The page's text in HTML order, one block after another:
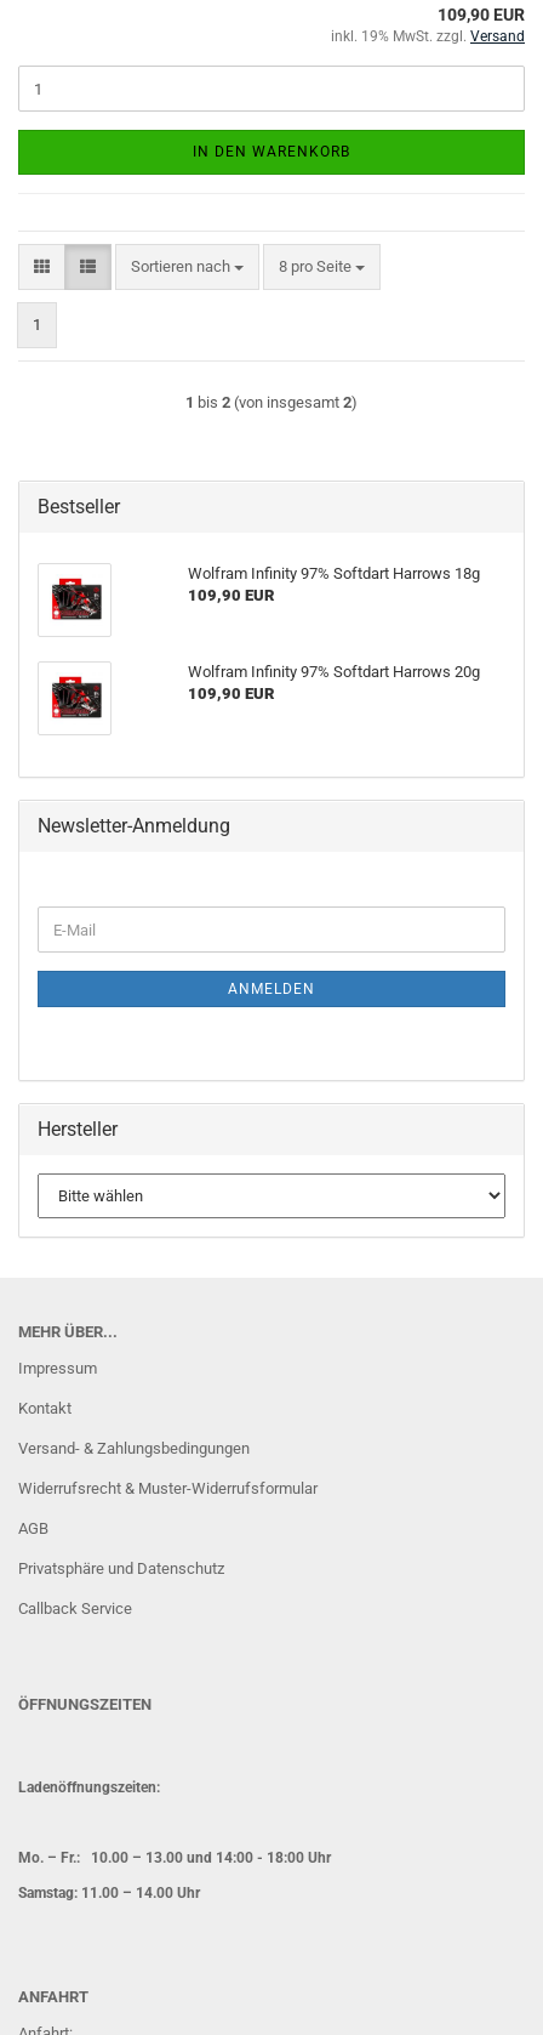
109,90 EUR
inkl. 19% MwSt. zzgl. Versand
IN DEN WARENKORB
Sortieren nach
Sortieren nach 8 pro Seite
pro Seite
1
1 bis 2 (von insgesamt 2)
Bestseller
Wolfram Infinity 97% Softdart Harrows 18g
109,90 EUR
Wolfram Infinity 97% Softdart Harrows 20g
109,90 EUR
Newsletter-Anmeldung
ZUR
E-
Mail
ANMELDEN
Hersteller
MEHR ÜBER...
Impressum
Kontakt
Versand- & Zahlungsbedingungen
Widerrufsrecht & Muster-Widerrufsformular
AGB
Privatsphäre und Datenschutz
Callback Service
ÖFFNUNGSZEITEN
Ladenöffnungszeiten:
Mo. – Fr.: 10.00 – 13.00 und 14:00 - 18:00 Uhr
Samstag: 11.00 – 14.00 Uhr
ANFAHRT